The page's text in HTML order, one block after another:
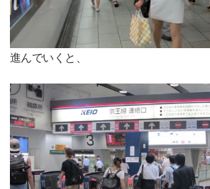
進んでいくと、